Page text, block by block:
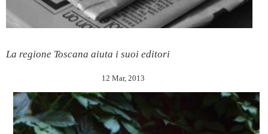
La regione Toscana aiuta i suoi editori
12 Mar, 2013